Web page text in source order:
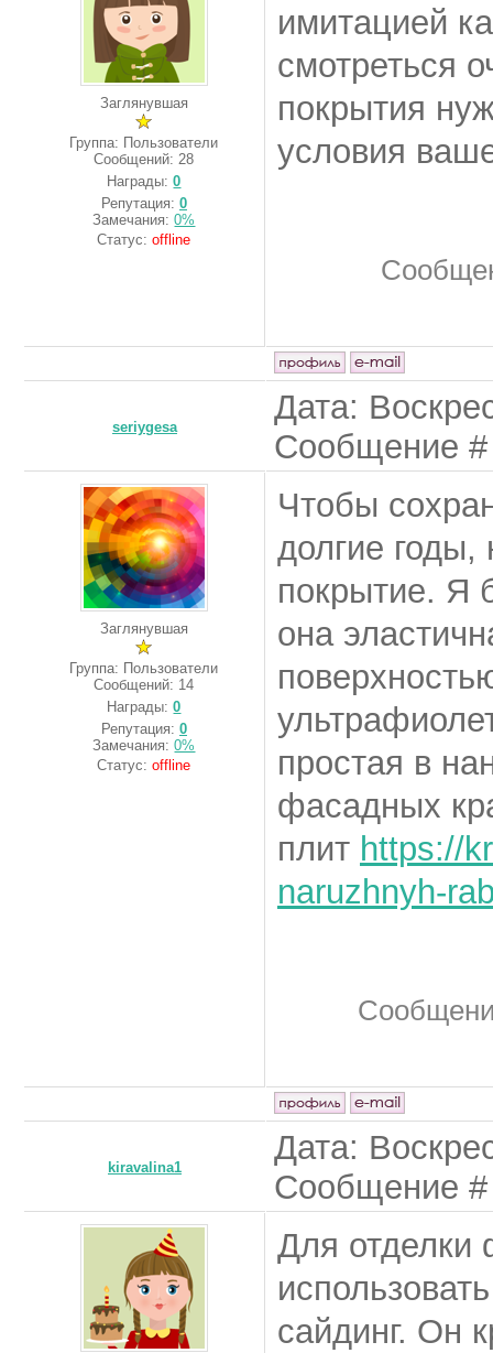
Заглянувшая
Группа: Пользователи
Сообщений: 28
Награды:0
Репутация: 0
Замечания:0%
Статус:offline
имитацией
смотреться
покрытия
условия
seriygesa
Дата:
Сообщение
Заглянувшая
Группа: Пользователи
Сообщений: 14
Награды:0
Репутация: 0
Замечания:0%
Статус:offline
Чтобы
долгие
покрытие. Я
она
простая в
фасадных
плит https://
naruzhnyh-
kiravalina1
Дата:
Сообщение
Для
сайдинг. Он